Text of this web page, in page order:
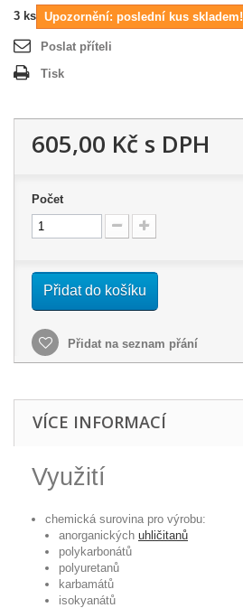
3 ks Upozornění: poslední kus skladem!
Poslat příteli
Tisk
605,00 Kč s DPH
Počet
Přidat do košíku
Přidat na seznam přání
VÍCE INFORMACÍ
Využití
chemická surovina pro výrobu:
anorganických uhličitanů
polykarbonátů
polyuretanů
karbamátů
isokyanátů